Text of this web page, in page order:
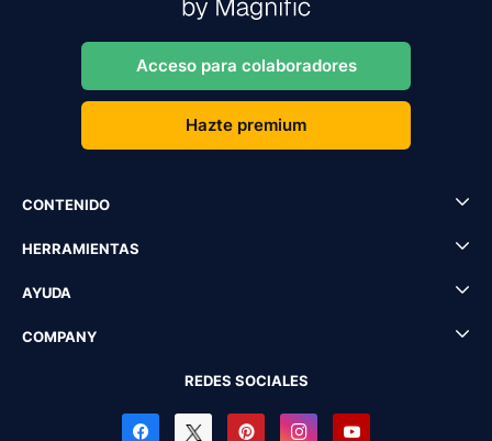
Acceso para colaboradores
Hazte premium
CONTENIDO
HERRAMIENTAS
AYUDA
COMPANY
REDES SOCIALES